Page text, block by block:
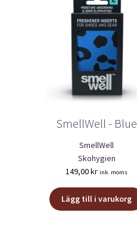
SmellWell - Blue
SmellWell
Skohygien
149,00kr ink. moms
Lägg till i varukorg